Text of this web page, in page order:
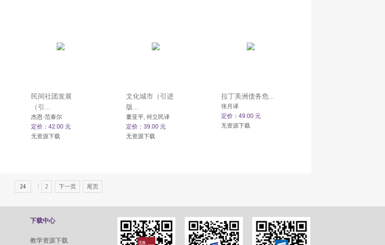
民间社团发展
（引...
杰恩·范泰尔
定价：42.00 元
无资源下载
文化城市（引进
版...
董亚平, 何立民译
定价：39.00 元
无资源下载
拉丁美洲债务危...
张月译
定价：49.00 元
无资源下载
24 2 下一页 尾页
下载中心
教学资源下载